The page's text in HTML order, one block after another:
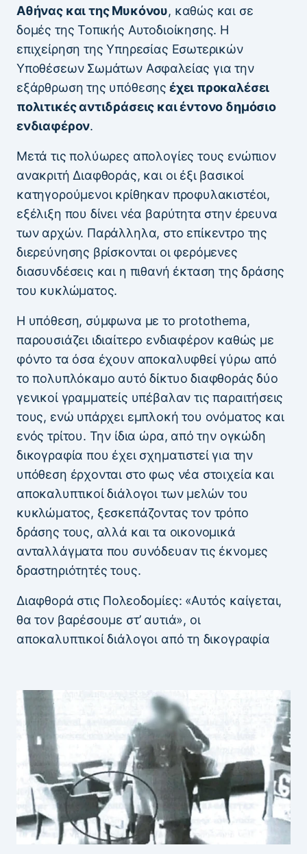
Αθήνας και της Μυκόνου, καθώς και σε
δομές της Τοπικής Αυτοδιοίκησης. Η
επιχείρηση της Υπηρεσίας Εσωτερικών
Υποθέσεων Σωμάτων Ασφαλείας για την
εξάρθρωση της υπόθεσης έχει προκαλέσει
πολιτικές αντιδράσεις και έντονο δημόσιο
ενδιαφέρον.
Μετά τις πολύωρες απολογίες τους ενώπιον
ανακριτή Διαφθοράς, και οι έξι βασικοί
κατηγορούμενοι κρίθηκαν προφυλακιστέοι,
εξέλιξη που δίνει νέα βαρύτητα στην έρευνα
των αρχών. Παράλληλα, στο επίκεντρο της
διερεύνησης βρίσκονται οι φερόμενες
διασυνδέσεις και η πιθανή έκταση της δράσης
του κυκλώματος.
Η υπόθεση, σύμφωνα με το protothema,
παρουσιάζει ιδιαίτερο ενδιαφέρον καθώς με
φόντο τα όσα έχουν αποκαλυφθεί γύρω από
το πολυπλόκαμο αυτό δίκτυο διαφθοράς δύο
γενικοί γραμματείς υπέβαλαν τις παραιτήσεις
τους, ενώ υπάρχει εμπλοκή του ονόματος και
ενός τρίτου. Την ίδια ώρα, από την ογκώδη
δικογραφία που έχει σχηματιστεί για την
υπόθεση έρχονται στο φως νέα στοιχεία και
αποκαλυπτικοί διάλογοι των μελών του
κυκλώματος, ξεσκεπάζοντας τον τρόπο
δράσης τους, αλλά και τα οικονομικά
ανταλλάγματα που συνόδευαν τις έκνομες
δραστηριότητές τους.
Διαφθορά στις Πολεοδομίες: «Αυτός καίγεται,
θα τον βαρέσουμε στ’ αυτιά», οι
αποκαλυπτικοί διάλογοι από τη δικογραφία